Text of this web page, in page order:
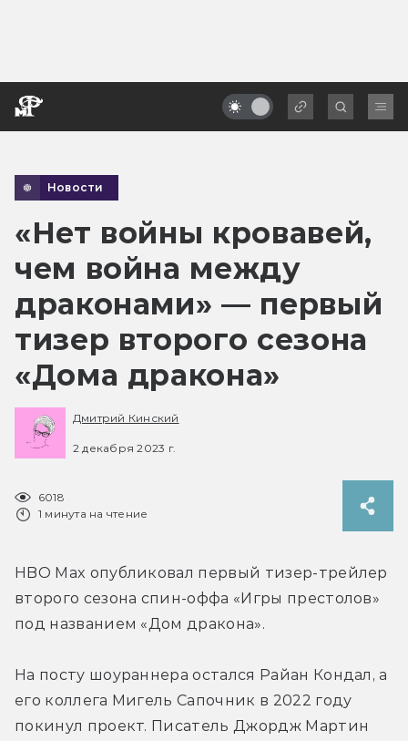
Новости
«Нет войны кровавей,
чем война между
драконами» — первый
тизер второго сезона
«Дома дракона»
Дмитрий Кинский
2 декабря 2023 г.
6018
1 минута на чтение
HBO Max опубликовал первый тизер-трейлер
второго сезона спин-оффа «Игры престолов»
под названием «Дом дракона».
На посту шоураннера остался Райан Кондал, а
его коллега Мигель Сапочник в 2022 году
покинул проект. Писатель Джордж Мартин